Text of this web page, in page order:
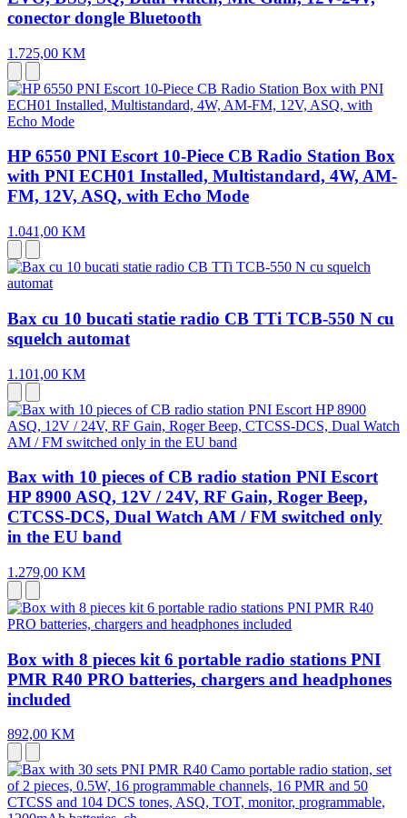
conector dongle Bluetooth
1.725,00 KM
HP 6550 PNI Escort 10-Piece CB Radio Station Box
with PNI ECH01 Installed, Multistandard, 4W, AM-
FM, 12V, ASQ, with Echo Mode
1.041,00 KM
Bax cu 10 bucati statie radio CB TTi TCB-550 N cu
squelch automat
1.101,00 KM
Bax with 10 pieces of CB radio station PNI Escort
HP 8900 ASQ, 12V / 24V, RF Gain, Roger Beep,
CTCSS-DCS, Dual Watch AM / FM switched only
in the EU band
1.279,00 KM
Box with 8 pieces kit 6 portable radio stations PNI
PMR R40 PRO batteries, chargers and headphones
included
892,00 KM